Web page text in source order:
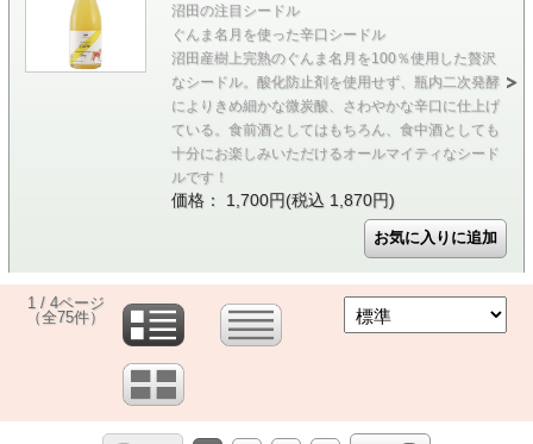
沼田の注目シードル
ぐんま名月を使った辛口シードル
沼田産樹上完熟のぐんま名月を100％使用した贅沢
なシードル。酸化防止剤を使用せず、瓶内二次発酵
によりきめ細かな微炭酸、さわやかな辛口に仕上げ
ている。食前酒としてはもちろん、食中酒としても
十分にお楽しみいただけるオールマイティなシード
ルです！
価格： 1,700円(税込 1,870円)
1 / 4ページ
（全75件）